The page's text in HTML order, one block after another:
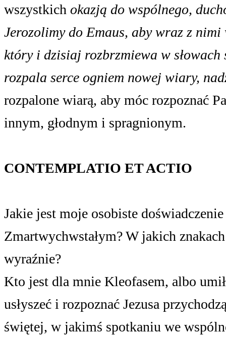
wszystkich okazją do wspólnego,
Jerozolimy do Emaus, aby wraz z nimi
który i dzisiaj rozbrzmiewa w słowach
rozpala serce ogniem nowej wiary,
rozpalone wiarą, aby móc rozpoznać
innym, głodnym i spragnionym.
CONTEMPLATIO ET ACTIO
Jakie jest moje osobiste
Zmartwychwstałym? W jakich
wyraźnie?
Kto jest dla mnie Kleofasem, albo
usłyszeć i rozpoznać Jezusa
świętej, w jakimś spotkaniu we